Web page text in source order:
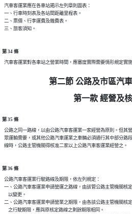
  汽車客運業應在各車站揭示左列章則圖表：
  一、行車時刻表及各站間距離里程表。
  二、票價、行李運費及雜費表。
第 34 條
第二節 公路及市區汽
第一款 經營及
第 35 條
公路之同一路線，以由公路汽車客運業一家經營為原則。但其
眾運輸需要，或其他公路汽車運業之車輛必須通行其中部分路
第 36 條
  公路汽車客運業行駛路線及期限，依左列規定：
一、公路汽車客運業申請營運之路線，由該管公路主管機關核
      以變更。
二、公路汽車客運業申請營業之期限，由各該公路主管機關核
      之行駛期限，應與原核定路線之剩餘期限相同。